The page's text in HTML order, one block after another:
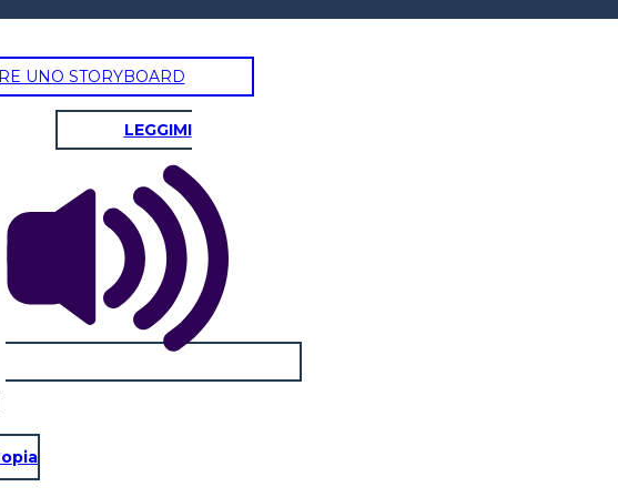
UNO STORYBOARD
LEGGIMI